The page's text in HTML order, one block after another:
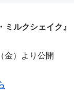
ミルクシェイク
金）より公開